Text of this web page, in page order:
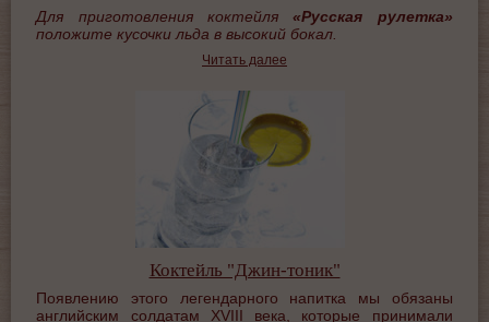
Для приготовления коктейля«Русская рулетка»
положите кусочки льда в высокий бокал.
Читать далее
Коктейль "Джин-тоник"
Появлению этого легендарного напитка мы обязаны
английским солдатам ХVIII века, которые принимали